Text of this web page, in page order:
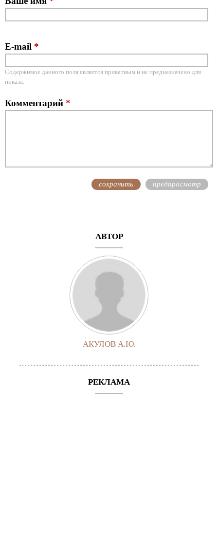
E-mail *
Содержимое данного поля является приватным и не предназначено для
показа.
Комментарий *
АВТОР
АКУЛОВ А.Ю.
РЕКЛАМА